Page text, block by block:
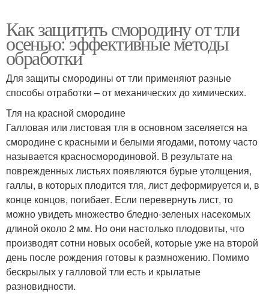
Как защитить смородину от тли
осенью: эффективные методы
обработки
Для защиты смородины от тли применяют разные
способы отработки – от механических до химических.
Тля на красной смородине
Галловая или листовая тля в основном заселяется на
смородине с красными и белыми ягодами, потому часто
называется красносмородиновой. В результате на
поврежденных листьях появляются бурые утолщения,
галлы, в которых плодится тля, лист деформируется и, в
конце концов, погибает. Если перевернуть лист, то
можно увидеть множество бледно-зеленых насекомых
длиной около 2 мм. Но они настолько плодовиты, что
производят сотни новых особей, которые уже на второй
день после рождения готовы к размножению. Помимо
бескрылых у галловой тли есть и крылатые
разновидности.